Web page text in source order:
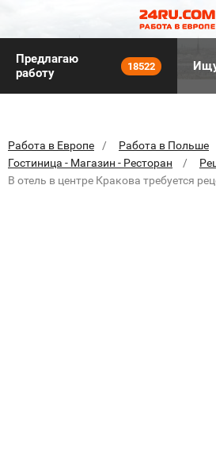
Предлагаю
работу
18522
Работа в Европе
Работа в Польше
Гостиница - Магазин - Ресторан
В отель в центре Кракова требуется